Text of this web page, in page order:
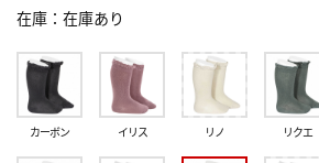
在庫 在庫あり
カーボン イリス リノ リクエ